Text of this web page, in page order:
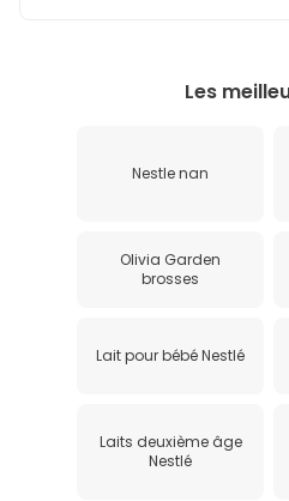
Les
Nestle nan
Olivia Garden
brosses
Lait pour bébé Nestlé
Laits deuxième âge
Nestlé